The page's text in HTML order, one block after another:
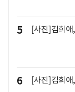
5 [사진]김희애
6 [사진]김희